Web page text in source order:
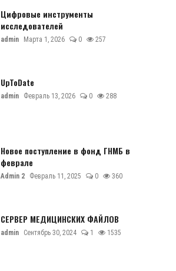
Цифровые инструменты
исследователей
admin Марта 1, 2026 0 257
UpToDate
admin Февраль 13, 2026 0 288
Новое поступление в фонд ГНМБ в
феврале
Admin 2 Февраль 11, 2025 0 360
СЕРВЕР МЕДИЦИНСКИХ ФАЙЛОВ
admin Сентябрь 30, 2024 1 1535